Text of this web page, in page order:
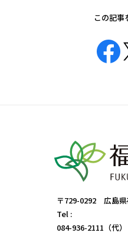
この記事
〒729-0292 広島県
Tel :
084-936-2111（代）